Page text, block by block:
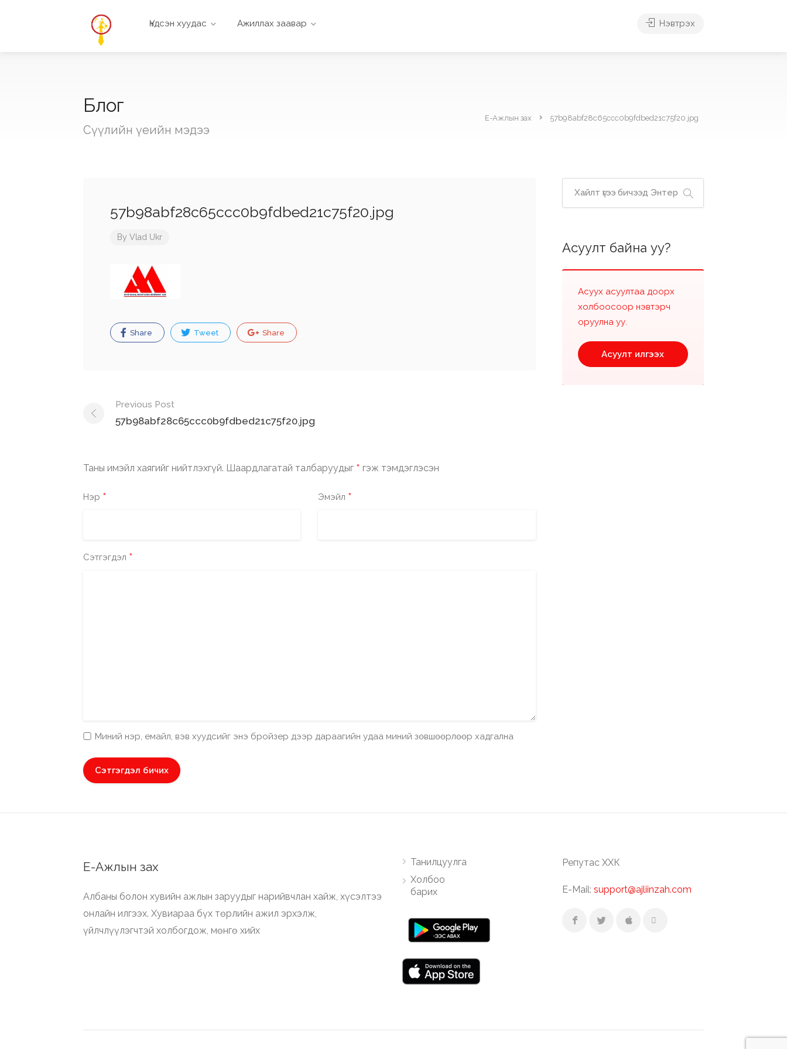
Үндсэн хуудас Ажиллах заавар Нэвтрэх
Блог
Сүүлийн үеийн мэдээ
Е-Ажлын зах 57b98abf28c65ccc0b9fdbed21c75f20.jpg
57b98abf28c65ccc0b9fdbed21c75f20.jpg
By Vlad Ukr
Share Tweet Share
Post
navigation
Previous Post
57b98abf28c65ccc0b9fdbed21c75f20.jpg
Таны имэйл хаягийг нийтлэхгүй. Шаардлагатай талбаруудыг * гэж тэмдэглэсэн
Нэр * Эмэйл *
Сэтгэгдэл *
Миний нэр, емайл, вэв хуудсийг энэ бройзер дээр дараагийн удаа миний зөвшөөрлөөр хадгална
Асуулт байна уу?
Асуух асуултаа доорх
холбоосоор нэвтэрч
оруулна уу.
Асуулт илгээх
Е-Ажлын зах
Албаны болон хувийн ажлын заруудыг нарийвчлан хайж, хүсэлтээ
онлайн илгээх. Хувиараа бүх төрлийн ажил эрхэлж,
үйлчлүүлэгчтэй холбогдож, мөнгө хийх
Танилцуулга
Холбоо
барих
Репутас ХХК
E-Mail: support@ajliinzah.com